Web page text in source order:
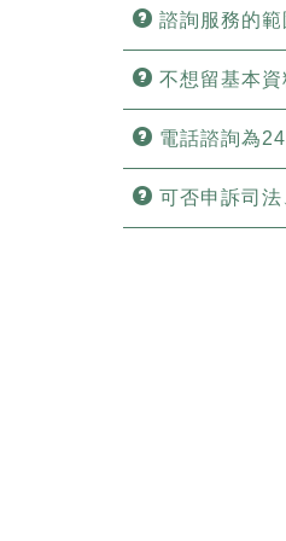
諮詢服務的範
不想留基本資
電話諮詢為
可否申訴司